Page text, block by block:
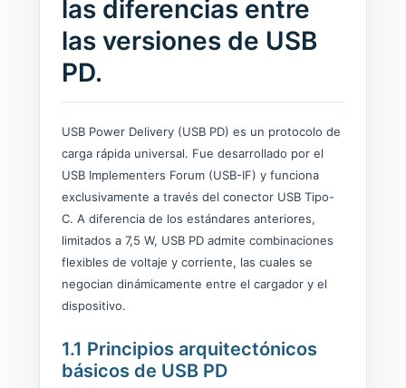
las diferencias entre
las versiones de USB
PD.
USB Power Delivery (USB PD) es un protocolo de
carga rápida universal. Fue desarrollado por el
USB Implementers Forum (USB-IF) y funciona
exclusivamente a través del conector USB Tipo-
C. A diferencia de los estándares anteriores,
limitados a 7,5 W, USB PD admite combinaciones
flexibles de voltaje y corriente, las cuales se
negocian dinámicamente entre el cargador y el
dispositivo.
1.1 Principios arquitectónicos
básicos de USB PD